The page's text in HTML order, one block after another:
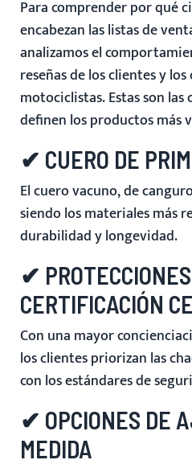
Para comprender por qué
encabezan las listas de
analizamos el
reseñas de los clientes y
motociclistas. Estas son
definen los productos más
✔ CUERO DE
El cuero vacuno, de
siendo los materiales más
durabilidad y longevidad.
✔
CERTIFICACIÓN CE
Con una mayor
los clientes priorizan las
con los estándares de
✔ OPCIONES DE
MEDIDA